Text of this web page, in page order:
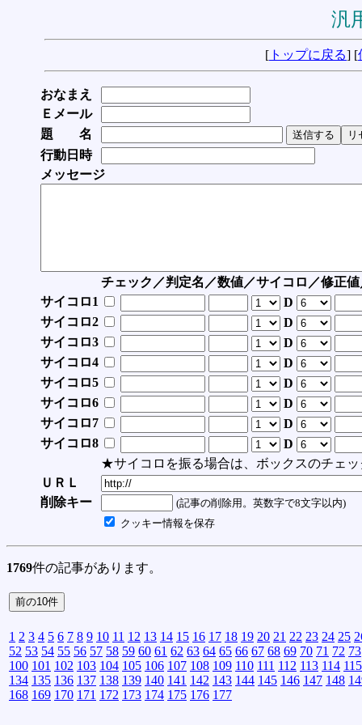
汎
[ トップに戻る] [
おなまえ
Ｅメール
題 名
行動日時
メッセージ
チェック／判定名／数値／サイコロ／修正
サイコロ1
D
サイコロ2
D
サイコロ3
D
サイコロ4
D
サイコロ5
D
サイコロ6
D
サイコロ7
D
サイコロ8
D
★サイコロを振る場合は、ボックスのチェッ
ＵＲＬ
削除キー
(記事の削除用。英数字で8文字以内)
クッキー情報を保存
1769件の記事があります。
1 2 3 4 5 6 7 8 9 10 11 12 13 14 15 16 17 18 19 20 21 22 23 24 25
52 53 54 55 56 57 58 59 60 61 62 63 64 65 66 67 68 69 70 71 72 73
100 101 102 103 104 105 106 107 108 109 110 111 112 113 114 115
134 135 136 137 138 139 140 141 142 143 144 145 146 147 148
168 169 170 171 172 173 174 175 176 177